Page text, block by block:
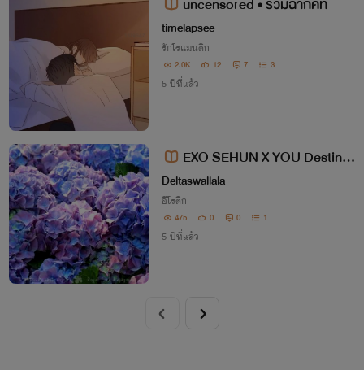
timelapsee
รักโรแมนติก
2.0K 12 7 3
5 ปีที่แล้ว
EXO SEHUN X YOU Destiny
A N A T A
Deltaswallala
อีโรติก
475 0 0 1
5 ปีที่แล้ว